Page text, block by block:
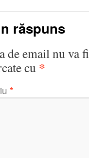
răspuns
de email nu va
cu *
*